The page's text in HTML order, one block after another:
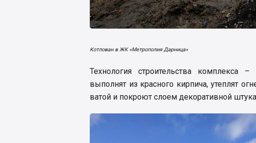
Котлован в ЖК «Метрополия Дарница»
Технология строительства комплекса
выполнят из красного кирпича, утеплят
ватой и покроют слоем декоративной